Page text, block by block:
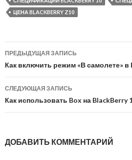
ЦЕНА BLACKBERRY Z10
Навигация
по
записям
ПРЕДЫДУЩАЯ ЗАПИСЬ
Как включить режим «В самолете» в
СЛЕДУЮЩАЯ ЗАПИСЬ
Как использовать Box на BlackBerry
ДОБАВИТЬ КОММЕНТАРИЙ